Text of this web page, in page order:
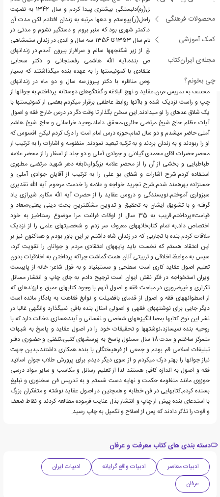
محصولات فرهنگی
کمک آموزشی
مجله‌ی ایران‌کتاب
چی بخونم؟
علما و مراجع به امام راحل(ره)دلبستگی بیشتری پیدا کردم و سال 1342 به نضهت
روحانیت، به رهبری امام راحل(ر)پیوستم و دهها مرتبه به زندان افتادم لکن مدت آن
زندانها یک ماه یا کمتر بود.کمتر شهری بود که منبر بروم و دستگیر نشوم و مدتی در
بازداشت به سر نبرم.سرانجام سال 1353 تا 1356 سه سال و اندی در زندان ستمشاهی
گرفتار آمدم و به یاری حق از زیر شکنجهها سالم و سرافراز بیرون آمدم.در زندانهای
موقت،سخنرانیها مخصوص بنده،آیه اللّه هاشمی رفسنجانی و دکتر سحابی
بود،بسیاری از مناظرات اعتقادی با کمونیستها را به عهده بنده میگذاشتند که بسیار
خاطرهانگیز است،به خصوص مناظره با دکتر پیروز.سه سال و دو ماه در زندانهای
مختلف به تدریس قرآن،عقاید و نهج البلاغه و گفتگوهای دوستانه پرداختم.به جوانها از
چپ و راست نزدیک شده و باآنها روابط عاطفی برقرار میکردم.بعضی از کمونیستها با
یک شلاق عدهای را لو میدادند.این سخن بگذار تا وقت دگر.در درس خارج فقه و اصول
آیات عظام حاج شیخ مرتضی حائری،محقق داماد،وحید خراسانی و حاج شیخ هاشم
آملی حاضر میشدم و دو سال تمام،حوزه درس امام امت را درک کردم لیکن افسوس که
او را ربودند و به زندان بردند و به ترکیه تبعید نمودند. منظومه و اشارات را به ترتیب از
محضر حضرات اقای محمدی گیلانی و جوادی آملی و دو جلد از اسفار را از محضر علامه
طباطبایی و بخشی از آن را از محضر علامه بزرگوار،نابغه دهر شهید مرتضی مطهری
استفاده کردم.شرح اشارات و شفای بو علی را به ترتیب از آقایان جوادی آملی و
حسنزاده بهرهمند شدم.شرح تجرید خواجه و علامه را خدمت مرحوم آیه اللّه تقدیری
سبزواری آموختم.نویسندگی و دروس عقاید را از حضرت آیه اللّه مکارم شیرازی یاد
گرفته و با تشویق ایشان به تحقیق و تدوین مشکلترین بحث دینی یعنی«معاد و
قیامت»پرداختم.قریب به 35 سال از اوقات فراغت مرا موضوع رستاخیز به خود
اختصاص داد.به تمام کتابخانههای معروف سر زدم و شخصیتهای علمی را از نزدیک
ملاقات کردم.بنده با تجاربی که در زندان شاه داشتم بر این باور بودم و هماکنون نیز بر
این اعتقاد هستم که نخست باید پایههای اعتقادی مردم و جوانان را تقویت کرد،
سپس به مواعظ اخلاقی و تربیتی آنان همت گماشت چراکه پرداختن به اخلاقیات بدون
تعلیم اصول عقاید کاری است سطحی و سستبنیاد و به قول شاعر: خانه از پایبست
ویران استخواجه در فکر نقش ایوان است ترجیح دادم به جای چاپ و انتشار مسائل
تکراری و غیرضروری در مباحث فقه و اصول آنهم با وجود کتابهای عمیق و ارزندهای که
از اسطوانههای فقه و اصول از قدمای بافضیلت و نوابغ فقاهت به یادگار مانده است
دیگر جایی برای نوشتههای فقهی و اصولی امثال بنده باقی نمیگذارد وانگهی غالبا در
نشر این نوع کتابها بعضا انگیزههای شخصی و نفسانی و آیندهسازی دخالت دارد که با
روحیه بنده نمیسازد،نوشتهها و تحقیقات خود را در اصول عقاید و پاسخ به شبهات
متمرکز ساختم و مدت 18 سال مسئول پاسخ به پرسشهای کتبی،تلفنی و حضوری دفتر
تبلیغات اسلامی قم بودم و جمعی از فرهیختگان با بنده همکاری داشتند،بدین جهت
نیاز جوانها را بهتر درک میکردم و از سوی دیگر دیدم برای پرورش طلاب جوان اساتید
فقه و اصول به اندازه کافی هستند لذا از تعلیم رسائل و مکاسب و سایر مواد درسی
حوزوی مانند منظومه حکمت و نهایه دست شستم و به تدریس فن سخنوری و تبلیغ
بسنده کردم.کتابهایی در فن خطابه و همچنین در اصول عقاید نوشته و متفکران بزرگ
با استدعای بنده پیش از چاپ و انتشار بذل عنایت فرموده مطالعه کردند و نقاط ضعف
و قوت را تذکر دادند که پس از اصلاح و تکمیل به چاپ رسید.
دسته بندی های کتاب معرفت و عرفان
ادبیات معاصر ادبیات واقع گرایانه
ادبیات ایران
عرفان